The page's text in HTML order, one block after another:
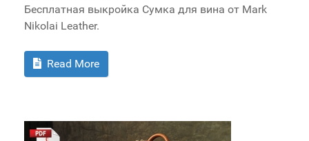
Бесплатная выкройка Сумка для вина от Mark
Nikolai Leather.
Read More